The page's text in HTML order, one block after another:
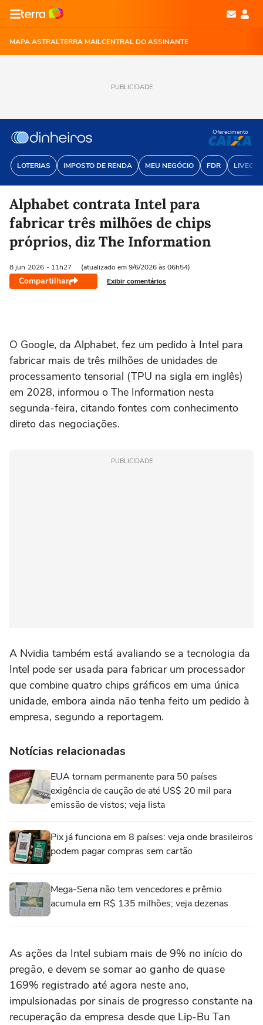
MAPA ASTRALTERRA MAILCENTRAL DO ASSINANTE
PUBLICIDADE
LOTERIAS IMPOSTO DE RENDA MEU NEGÓCIO FDR
Oferecimento
Alphabet contrata Intel para
fabricar três milhões de chips
próprios, diz The Information
8 jun 2026 - 11h27 (atualizado em 9/6/2026 às 06h54)
Compartilhar Exibir comentários
O Google, da Alphabet, fez um pedido ‌à Intel para
fabricar mais de três milhões de unidades de
processamento tensorial (TPU na sigla em inglês)
em 2028, informou o The Information nesta
segunda-feira, citando fontes com conhecimento
direto das negociações.
PUBLICIDADE
A Nvidia também está avaliando se a tecnologia da
Intel pode ser usada para fabricar um processador
⁠que combine quatro chips gráficos em uma única
unidade, embora ainda não ‌tenha feito um pedido à
empresa, segundo a reportagem.
Notícias relacionadas
EUA tornam permanente para 50 países
exigência de caução de até US$ 20 mil para
emissão de vistos; veja lista
Pix já funciona em 8 países: veja onde brasileiros
podem pagar compras sem cartão
Mega-Sena não tem vencedores e prêmio
acumula em R$ 135 milhões; veja dezenas
As ações da Intel subiam mais de 9% no início do
pregão, e devem se somar ‌ao ganho de quase
169% registrado até ‌agora neste ano,
impulsionadas por sinais de progresso constante na
recuperação ⁠da empresa desde que Lip-Bu Tan